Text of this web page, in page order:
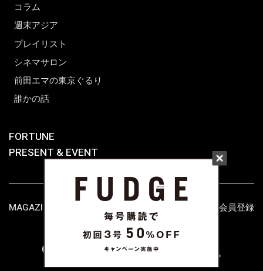
コラム
週末アジア
プレイリスト
シネマサロン
前田エマの東京ぐるり
誰かの話
FORTUNE
PRESENT & EVENT
MAGAZINE 新規会員登録